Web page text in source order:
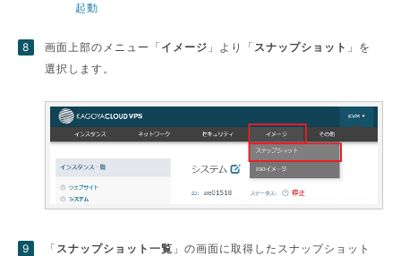
起動
画面上部のメニュー「 イメージ 」より「 スナップショット 」を
選択します。
「 スナップショット一覧 」の画面に取得したスナップショット